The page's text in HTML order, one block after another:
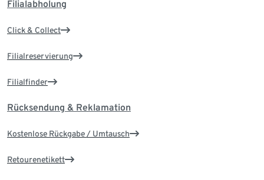
Filialabholung
Click & Collect
Filialreservierung
Filialfinder
Rücksendung & Reklamation
Kostenlose Rückgabe / Umtausch
Retourenetikett